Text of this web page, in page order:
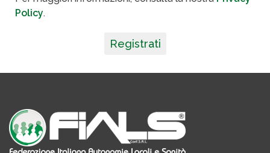
Policy.
Registrati